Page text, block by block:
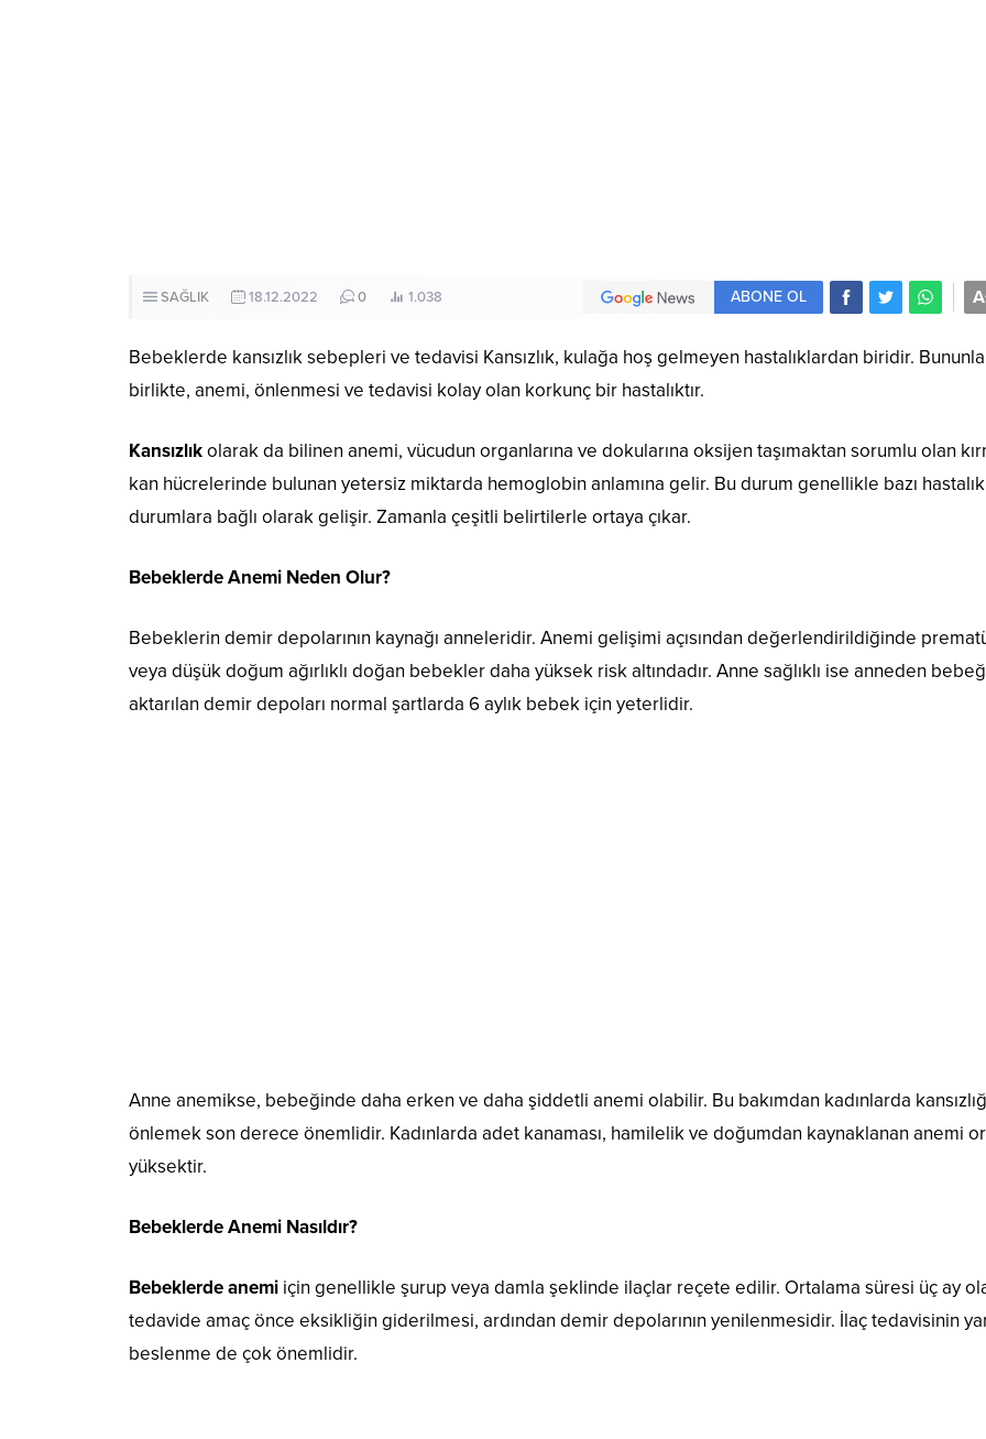
SAĞLIK 18.12.2022 0 1.038 A
ABONE OL
Bebeklerde kansızlık sebepleri ve tedavisi Kansızlık, kulağa hoş gelmeyen hastalıklardan biridir. Bununla
birlikte, anemi, önlenmesi ve tedavisi kolay olan korkunç bir hastalıktır.
Kansızlıkolarak da bilinen anemi, vücudun organlarına ve dokularına oksijen taşımaktan sorumlu olan
kan hücrelerinde bulunan yetersiz miktarda hemoglobin anlamına gelir. Bu durum genellikle bazı
durumlara bağlı olarak gelişir. Zamanla çeşitli belirtilerle ortaya çıkar.
Bebeklerde Anemi Neden Olur?
Bebeklerin demir depolarının kaynağı anneleridir. Anemi gelişimi açısından değerlendirildiğinde
veya düşük doğum ağırlıklı doğan bebekler daha yüksek risk altındadır. Anne sağlıklı ise anneden
aktarılan demir depoları normal şartlarda 6 aylık bebek için yeterlidir.
Anne anemikse, bebeğinde daha erken ve daha şiddetli anemi olabilir. Bu bakımdan kadınlarda
önlemek son derece önemlidir. Kadınlarda adet kanaması, hamilelik ve doğumdan kaynaklanan anemi
yüksektir.
Bebeklerde Anemi Nasıldır?
Bebeklerde anemi için genellikle şurup veya damla şeklinde ilaçlar reçete edilir. Ortalama süresi üç ay
tedavide amaç önce eksikliğin giderilmesi, ardından demir depolarının yenilenmesidir. İlaç tedavisinin
beslenme de çok önemlidir.